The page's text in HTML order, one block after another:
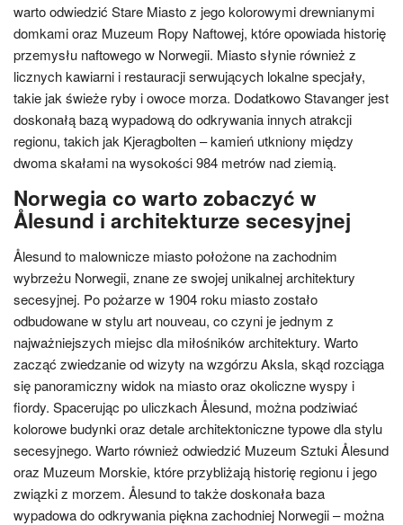
warto odwiedzić Stare Miasto z jego kolorowymi drewnianymi
domkami oraz Muzeum Ropy Naftowej, które opowiada historię
przemysłu naftowego w Norwegii. Miasto słynie również z
licznych kawiarni i restauracji serwujących lokalne specjały,
takie jak świeże ryby i owoce morza. Dodatkowo Stavanger jest
doskonałą bazą wypadową do odkrywania innych atrakcji
regionu, takich jak Kjeragbolten – kamień utkniony między
dwoma skałami na wysokości 984 metrów nad ziemią.
Norwegia co warto zobaczyć w
Ålesund i architekturze secesyjnej
Ålesund to malownicze miasto położone na zachodnim
wybrzeżu Norwegii, znane ze swojej unikalnej architektury
secesyjnej. Po pożarze w 1904 roku miasto zostało
odbudowane w stylu art nouveau, co czyni je jednym z
najważniejszych miejsc dla miłośników architektury. Warto
zacząć zwiedzanie od wizyty na wzgórzu Aksla, skąd rozciąga
się panoramiczny widok na miasto oraz okoliczne wyspy i
fiordy. Spacerując po uliczkach Ålesund, można podziwiać
kolorowe budynki oraz detale architektoniczne typowe dla stylu
secesyjnego. Warto również odwiedzić Muzeum Sztuki Ålesund
oraz Muzeum Morskie, które przybliżają historię regionu i jego
związki z morzem. Ålesund to także doskonała baza
wypadowa do odkrywania piękna zachodniej Norwegii – można